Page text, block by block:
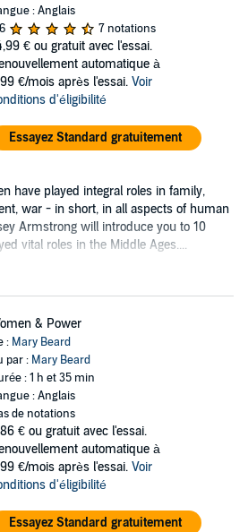
: Anglais
7 notations
€ ou gratuit avec l'essai.
automatique à
€/mois après l'essai. Voir
d'éligibilité
Essayez Standard gratuitement
have played integral roles in family,
war - in short, in all aspects of human
Armstrong will introduce you to 10
vital roles in the Middle Ages....
& Power
: Mary Beard
par : Mary Beard
: 1 h et 35 min
: Anglais
de notations
€ ou gratuit avec l'essai.
automatique à
€/mois après l'essai. Voir
d'éligibilité
Essayez Standard gratuitement